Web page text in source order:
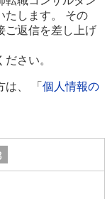
たします。 その
ご返信を差し上げ
さい。
、 「 個人情報の